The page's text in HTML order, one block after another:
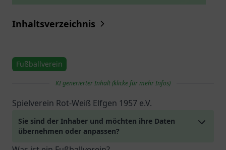
Inhaltsverzeichnis
Fußballverein
KI generierter Inhalt (klicke für mehr Infos)
Spielverein Rot-Weiß Elfgen 1957 e.V.
Sie sind der Inhaber und möchten ihre Daten
übernehmen oder anpassen?